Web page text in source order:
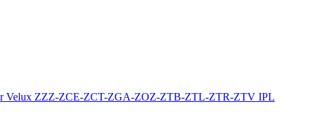
Velux ZZZ-ZCE-ZCT-ZGA-ZOZ-ZTB-ZTL-ZTR-ZTV IPL